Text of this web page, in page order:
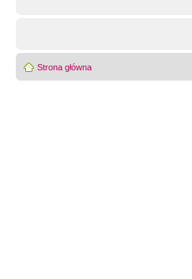
Strona główna